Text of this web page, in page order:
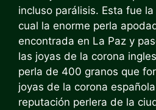
incluso parálisis. Esta fue
cual la enorme perla
encontrada en La Paz y
las joyas de la corona
perla de 400 granos que
joyas de la corona
reputación perlera de la